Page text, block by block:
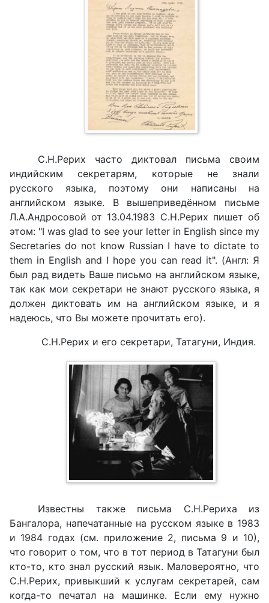
С.Н.Рерих часто диктовал письма своим
индийским секретарям, которые не знали
русского языка, поэтому они написаны на
английском языке. В вышеприведённом письме
Л.А.Андросовой от 13.04.1983 С.Н.Рерих пишет об
этом: "I was glad to see your letter in English since my
Secretaries do not know Russian I have to dictate to
them in English and I hope you can read it". (Англ: Я
был рад видеть Ваше письмо на английском языке,
так как мои секретари не знают русского языка, я
должен диктовать им на английском языке, и я
надеюсь, что Вы можете прочитать его).
С.Н.Рерих и его секретари, Татагуни, Индия.
Известны также письма С.Н.Рериха из
Бангалора, напечатанные на русском языке в 1983
и 1984 годах (см. приложение 2, письма 9 и 10),
что говорит о том, что в тот период в Татагуни был
кто-то, кто знал русский язык. Маловероятно, что
С.Н.Рерих, привыкший к услугам секретарей, сам
когда-то печатал на машинке. Если ему нужно